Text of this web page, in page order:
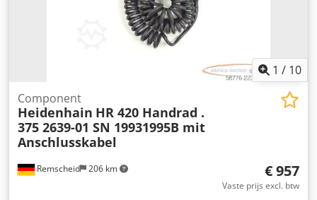
1 / 10
Remscheid 206 km
Component
Heidenhain HR 420 Handrad .
375 2639-01 SN 19931995B mit
Anschlusskabel
€ 957
Vaste prijs excl. btw